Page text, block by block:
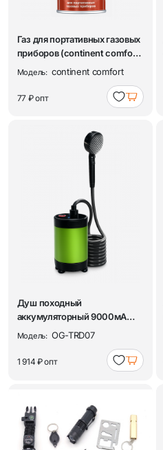
Газ для портативных газовых
приборов (continent comfort)
все...
Модель: continent comfort
77 ₽опт
Душ походный
аккумуляторный 9000мА
портативный для кемпинга ...
Модель: OG-TRD07
1 914 ₽опт